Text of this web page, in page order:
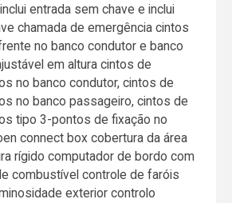
entrada sem chave e inclui
chamada de emergência cintos
no banco condutor e banco
em altura cintos de
no banco condutor, cintos de
no banco passageiro, cintos de
tipo 3-pontos de fixação no
connect box cobertura da área
rígido computador de bordo com
combustível controle de faróis
exterior controlo